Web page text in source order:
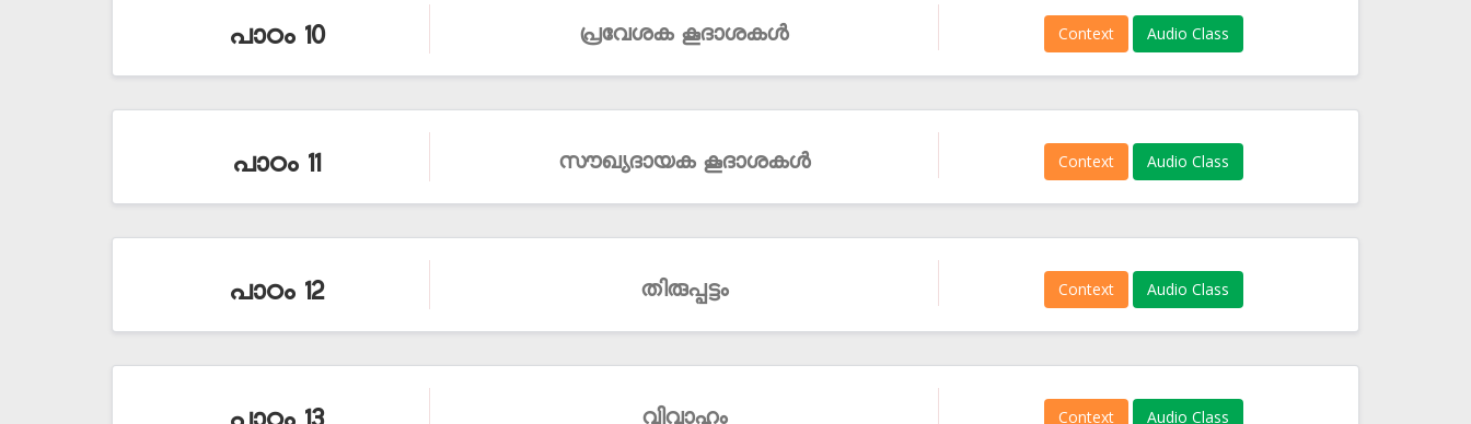
പാഠം 10 പ്രവേശക കൂദാശകള്‍ Context Audio Class
പാഠം 11 സൗഖ്യദായക കൂദാശകള്‍ Context Audio Class
പാഠം 12 തിരുപ്പട്ടം Context Audio Class
വിവാഹം Context Audio Class